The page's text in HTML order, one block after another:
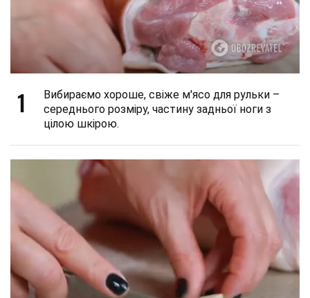
1
Вибираємо хороше, свіже м'ясо для рульки –
середнього розміру, частину задньої ноги з
цілою шкірою.